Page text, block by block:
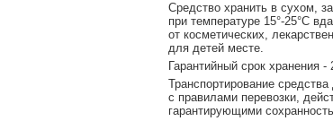
Средство хранить в сухом,
при температуре 15°-25°С
от косметических,
для детей месте.
Гарантийный срок хранения -
Транспортирование
с правилами перевозки,
гарантирующими